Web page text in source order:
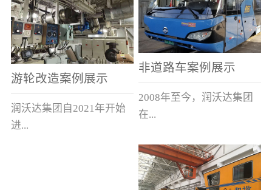
游轮改造案例展示
润沃达集团自2021年开始
进...
非道路车案例展示
2008年至今，润沃达集团
在...
中国累计升级改造非道路
运输车辆10000余辆，涵盖